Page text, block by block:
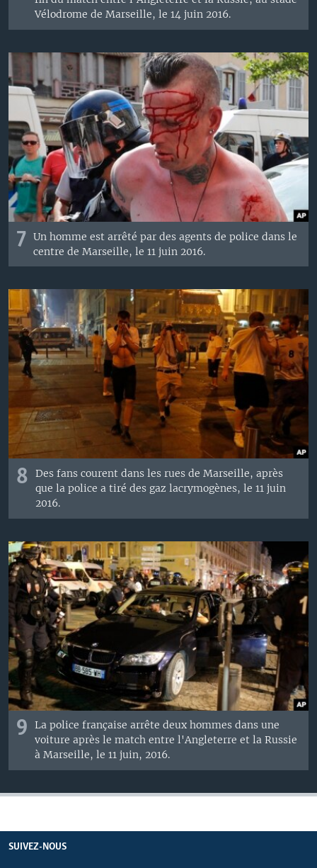
Vélodrome de Marseille, le 14 juin 2016.
7 Un homme est arrêté par des agents de police dans le
centre de Marseille, le 11 juin 2016.
8
Des fans courent dans les rues de Marseille, après
que la police a tiré des gaz lacrymogènes, le 11 juin
2016.
9
La police française arrête deux hommes dans une
voiture après le match entre l'Angleterre et la Russie
à Marseille, le 11 juin, 2016.
SUIVEZ-NOUS